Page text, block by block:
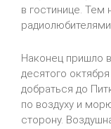
в гостинице.
Наконец пришло
десятого
добраться до
по воздуху и
сторону.